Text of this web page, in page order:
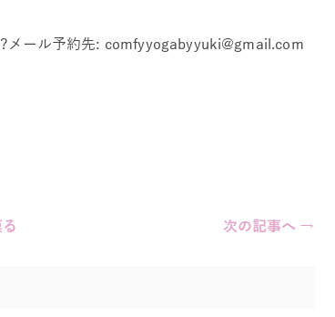
メール予約先: comfyyogabyyuki@gmail.com
次の記事へ →